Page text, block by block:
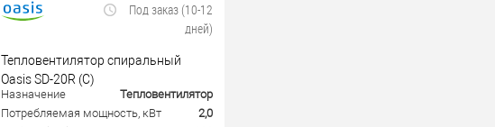
Под заказ (10-12
дней)
Тепловентилятор спиральный
Oasis SD-20R (C)
Назначение
Тепловентилятор
Потребляемая мощность, кВт
2,0